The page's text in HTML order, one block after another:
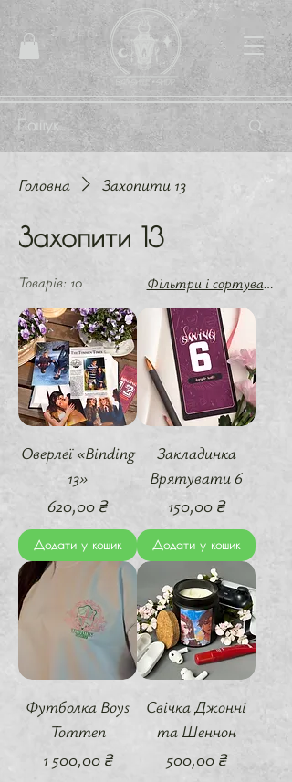
Головна Захопити 13
Захопити 13
Товарів: 10 Фільтри і сортування
Оверлеї «Binding
13»
Ціна
620,00 ₴
Додати у кошик
Закладинка
Врятувати 6
Ціна
150,00 ₴
Додати у кошик
Футболка Boys
Tommen
Ціна
1 500,00 ₴
Свічка Джонні
та Шеннон
Ціна
500,00 ₴